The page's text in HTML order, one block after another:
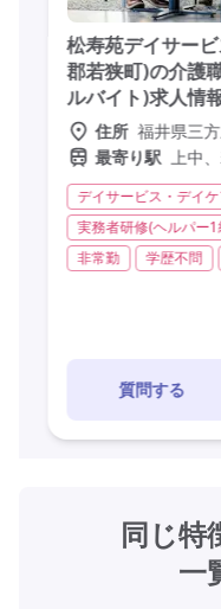
松寿苑デイサー
郡若狭町)の介護
ルバイト)求人情
住所 福井県三
最寄り駅
上中
デイサービス・デイ
実務者研修(ヘルパー1
非常勤
学歴不問
質問する
同じ特
一